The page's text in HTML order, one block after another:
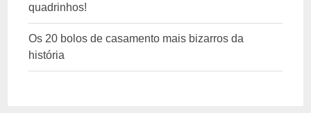
quadrinhos!
Os 20 bolos de casamento mais bizarros da
história